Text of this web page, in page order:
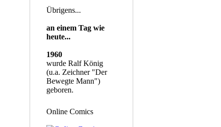
Übrigens...
an einem Tag wie
heute...
1960
wurde Ralf König
(u.a. Zeichner "Der
Bewegte Mann")
geboren.
Online Comics